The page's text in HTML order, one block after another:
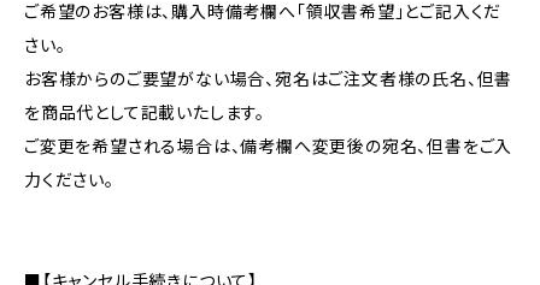
ご希望のお客様は、購入時備考欄へ「領収書希望」とご記入くだ
さい。
お客様からのご要望がない場合、宛名はご注文者様の氏名、但書
を商品代として記載いたします。
ご変更を希望される場合は、備考欄へ変更後の宛名、但書をご入
力ください。
■【キャンセル手続きについて】